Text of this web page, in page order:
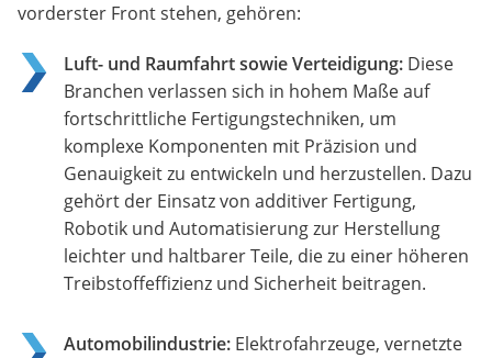
vorderster Front stehen, gehören:
Luft- und Raumfahrt sowie Verteidigung: Diese
Branchen verlassen sich in hohem Maße auf
fortschrittliche Fertigungstechniken, um
komplexe Komponenten mit Präzision und
Genauigkeit zu entwickeln und herzustellen. Dazu
gehört der Einsatz von additiver Fertigung,
Robotik und Automatisierung zur Herstellung
leichter und haltbarer Teile, die zu einer höheren
Treibstoffeffizienz und Sicherheit beitragen.
Automobilindustrie: Elektrofahrzeuge, vernetzte